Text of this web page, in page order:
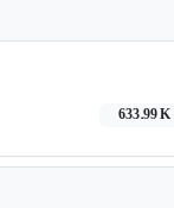
633.99 K